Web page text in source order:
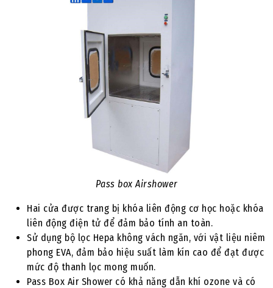
Pass box Airshower
Hai cửa được trang bị khóa liên động cơ học hoặc khóa
liên động điện tử để đảm bảo tính an toàn.
Sử dụng bộ lọc Hepa không vách ngăn, với vật liệu niêm
phong EVA, đảm bảo hiệu suất làm kín cao để đạt được
mức độ thanh lọc mong muốn.
Pass Box Air Shower có khả năng dẫn khí ozone và có